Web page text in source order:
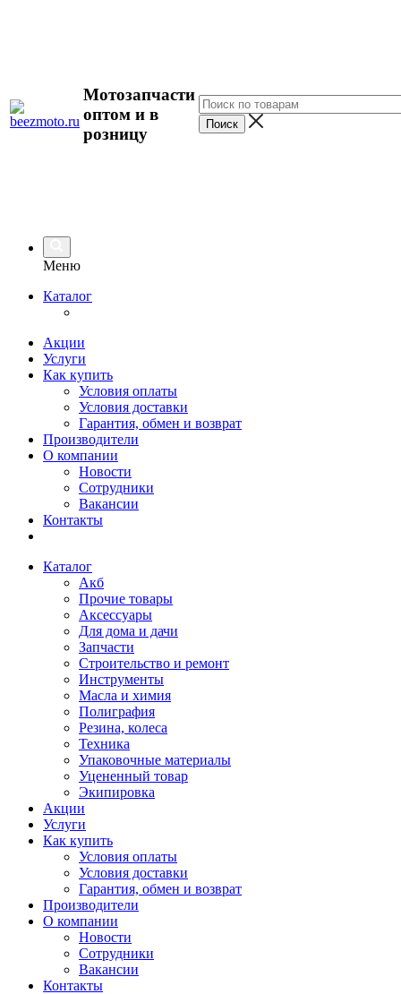
Мотозапчасти
оптом и в
розницу
Меню
Каталог
Акции
Услуги
Как купить
Условия оплаты
Условия доставки
Гарантия, обмен и возврат
Производители
О компании
Новости
Сотрудники
Вакансии
Контакты
Каталог
Акб
Прочие товары
Аксессуары
Для дома и дачи
Запчасти
Строительство и ремонт
Инструменты
Масла и химия
Полиграфия
Резина, колеса
Техника
Упаковочные материалы
Уцененный товар
Экипировка
Акции
Услуги
Как купить
Условия оплаты
Условия доставки
Гарантия, обмен и возврат
Производители
О компании
Новости
Сотрудники
Вакансии
Контакты